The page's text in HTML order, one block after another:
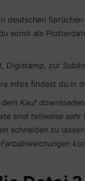
somit als
Digistamp, zur
Infos findest du in
Kauf downloaden
sind teilweise
schneiden zu